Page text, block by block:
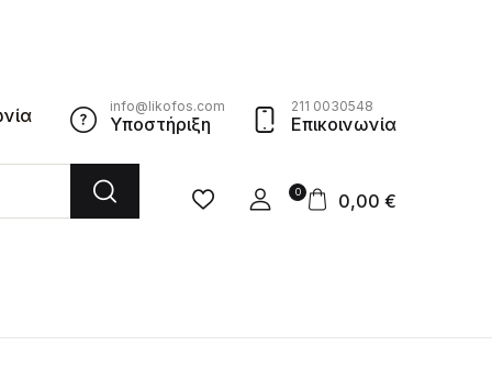
info@likofos.com
Υποστήριξη
211 0030548
Επικοινωνία
0 0,00 €